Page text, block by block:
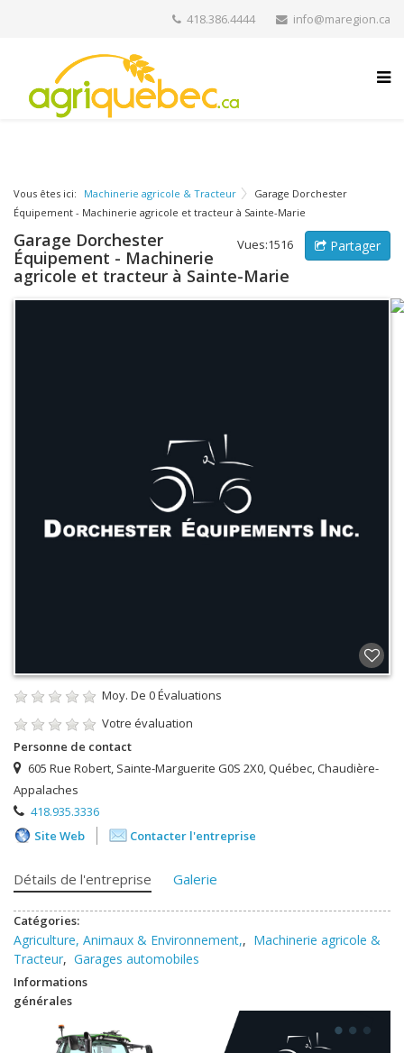
418.386.4444 info@maregion.ca
Vous êtes ici: Machinerie agricole & Tracteur
Garage Dorchester
Équipement - Machinerie agricole et tracteur à Sainte-Marie
Vues:1516 Partager
Garage Dorchester
Équipement - Machinerie
agricole et tracteur à Sainte-Marie
Moy. De 0Évaluations
Votre évaluation
Personne de contact
605 Rue Robert, Sainte-Marguerite G0S 2X0, Québec, Chaudière-
Appalaches
418.935.3336
Site Web
Contacter l'entreprise
Détails de l'entreprise Galerie
Catégories:
Agriculture, Animaux & Environnement,, Machinerie agricole &
Tracteur, Garages automobiles
Informations
générales